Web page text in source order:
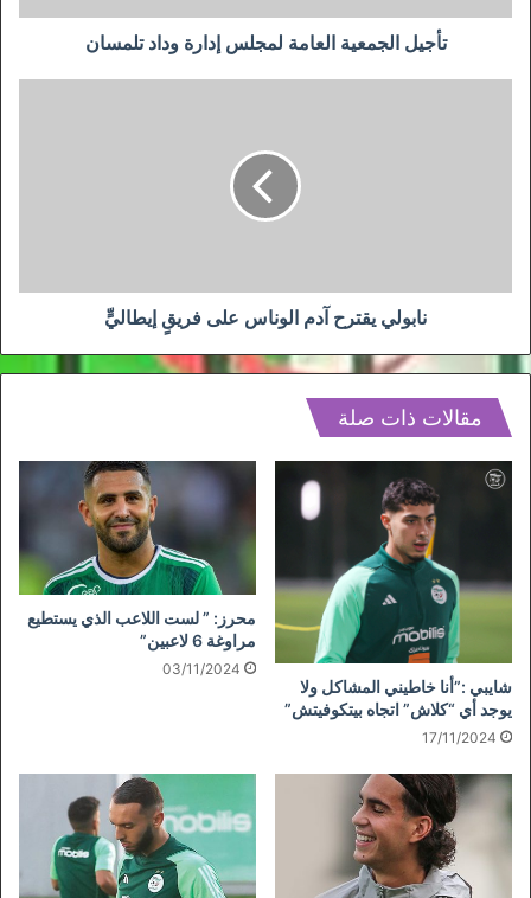
تأجيل الجمعية العامة لمجلس إدارة وداد تلمسان
نابولي يقترح آدم الوناس على فريقٍ إيطاليٍّ
مقالات ذات صلة
شايبي :”أنا خاطيني المشاكل ولا
يوجد أي “كلاش” اتجاه بيتكوفيتش”
17/11/2024
محرز: ” لست اللاعب الذي يستطيع
مراوغة 6 لاعبين”
03/11/2024